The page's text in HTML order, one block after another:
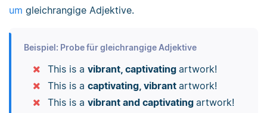
um gleichrangige Adjektive.
Beispiel: Probe für gleichrangige Adjektive
This is a vibrant, captivating artwork!
This is a captivating, vibrant artwork!
This is a vibrant and captivating artwork!